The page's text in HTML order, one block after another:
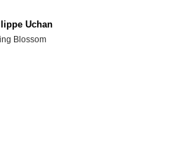
Uchan
Blossom